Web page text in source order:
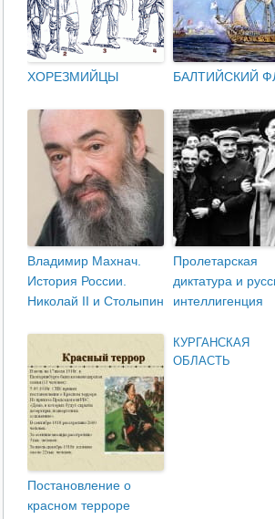
ХОРЕЗМИЙЦЫ БАЛТИЙСКИЙ
Владимир Махнач.
История России.
Николай II и Столыпин
Пролетарская
диктатура и
интеллигенция
Постановление о
красном терроре
КУРГАНСКАЯ
ОБЛАСТЬ